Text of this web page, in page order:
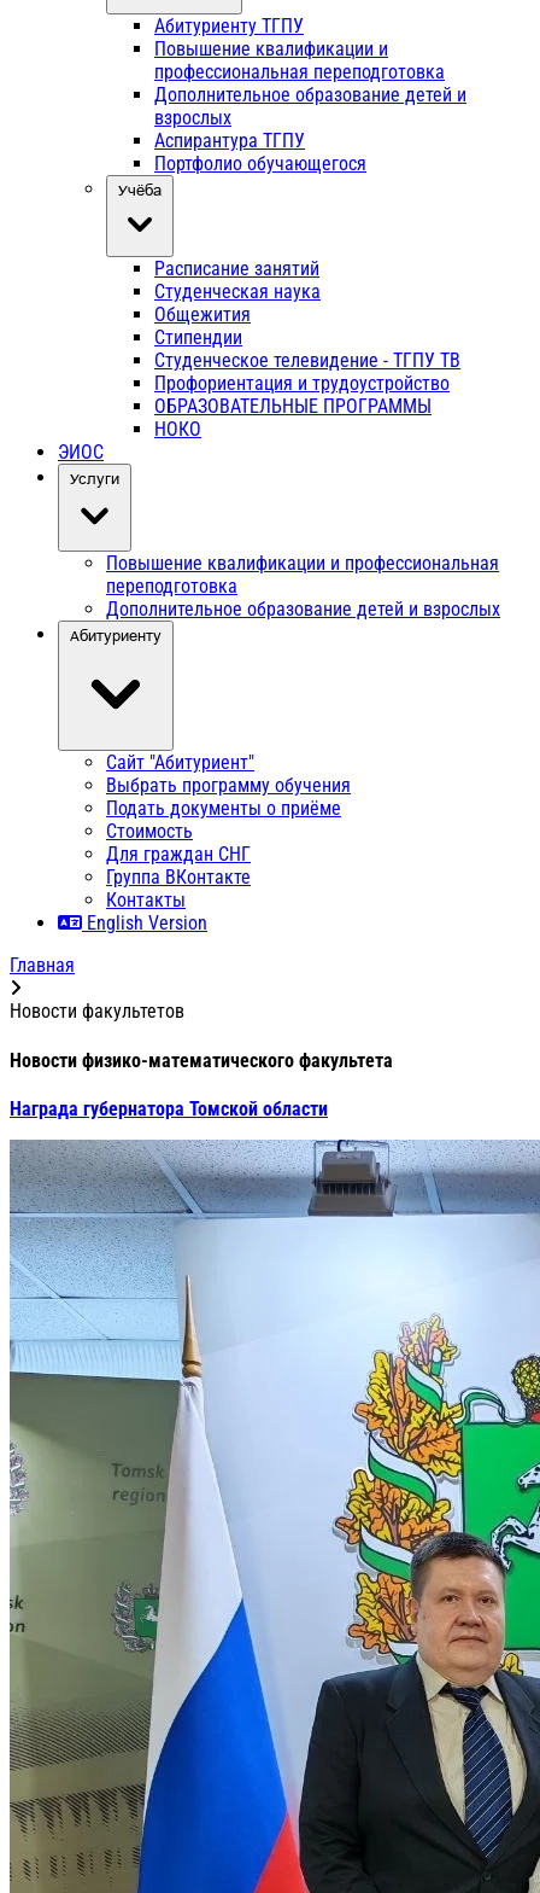
Абитуриенту ТГПУ
Повышение квалификации и
профессиональная переподготовка
Дополнительное образование детей и
взрослых
Аспирантура ТГПУ
Портфолио обучающегося
Учёба
Расписание занятий
Студенческая наука
Общежития
Стипендии
Студенческое телевидение - ТГПУ ТВ
Профориентация и трудоустройство
ОБРАЗОВАТЕЛЬНЫЕ ПРОГРАММЫ
НОКО
ЭИОС
Услуги
Повышение квалификации и профессиональная
переподготовка
Дополнительное образование детей и взрослых
Абитуриенту
Сайт "Абитуриент"
Выбрать программу обучения
Подать документы о приёме
Стоимость
Для граждан СНГ
Группа ВКонтакте
Контакты
English Version
Главная
Новости факультетов
Новости физико-математического факультета
Награда губернатора Томской области